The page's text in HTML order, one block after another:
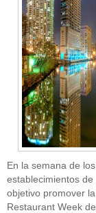
En la semana de
establecimientos
objetivo promover
Restaurant Week